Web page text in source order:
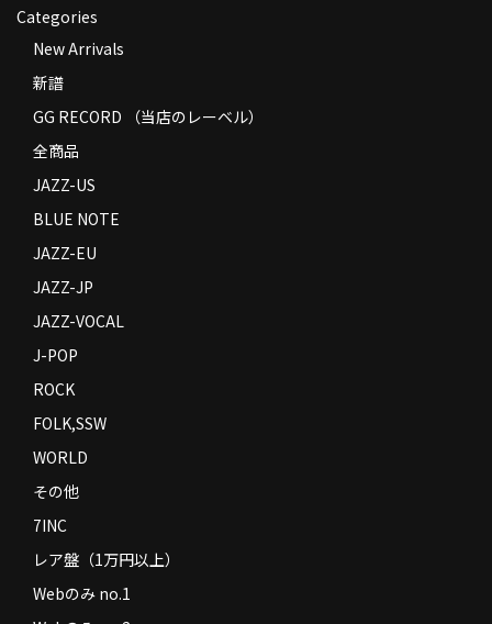
Categories
New Arrivals
新譜
GG RECORD （当店のレーベル）
全商品
JAZZ-US
BLUE NOTE
JAZZ-EU
JAZZ-JP
JAZZ-VOCAL
J-POP
ROCK
FOLK,SSW
WORLD
その他
7INC
レア盤（1万円以上）
Webのみ no.1